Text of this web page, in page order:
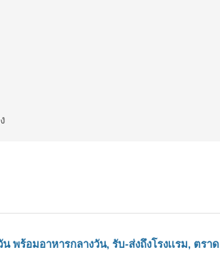
พร้อมอาหารกลางวัน, รับ-ส่งถึงโรงเเรม, ตราด